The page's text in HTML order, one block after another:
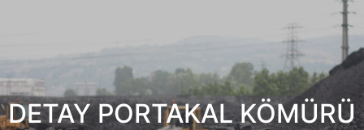
DETAY PORTAKAL KÖMÜRÜ